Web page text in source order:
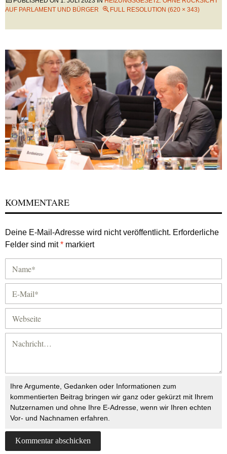
AUF PARLAMENT UND BÜRGER
FULL RESOLUTION (620 × 343)
KOMMENTARE
Deine E-Mail-Adresse wird nicht veröffentlicht. Erforderliche
Felder sind mit* markiert
Ihre Argumente, Gedanken oder Informationen zum
kommentierten Beitrag bringen wir ganz oder gekürzt mit Ihrem
Nutzernamen und ohne Ihre E-Adresse, wenn wir Ihren echten
Vor- und Nachnamen erfahren.